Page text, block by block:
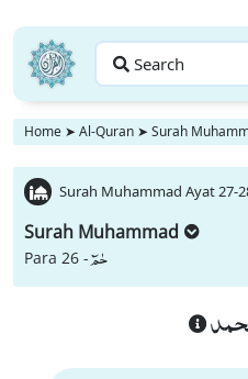
Search
Home ➤ Al-Quran ➤ Surah
Surah Muhammad Ayat 27-
Surah Muhammad
Para 26 -حٰمٓ